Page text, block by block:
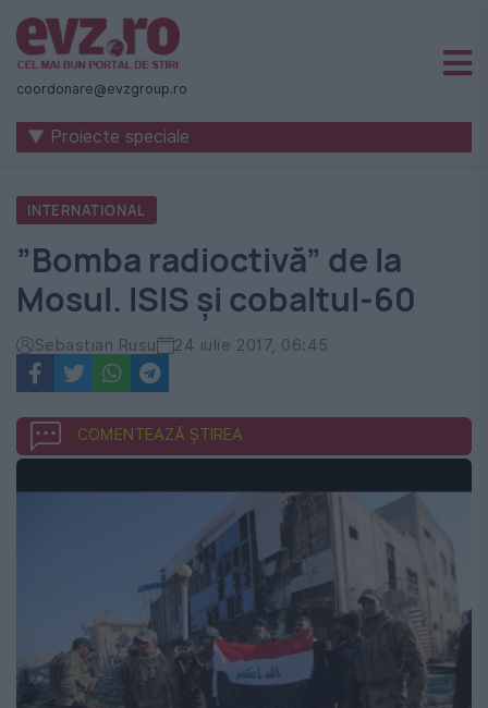
Știri
naționale
internaționale
România
-
Evenimentul
Zilei
coordonare@evzgroup.ro
▼ Proiecte speciale
INTERNATIONAL
”Bomba radioctivă” de la
Mosul. ISIS și cobaltul-60
Sebastian Rusu 24 iulie 2017, 06:45
COMENTEAZĂ ȘTIREA